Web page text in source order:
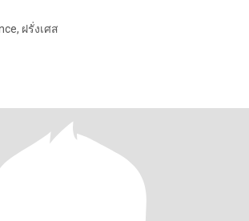
ฝรั่งเศส